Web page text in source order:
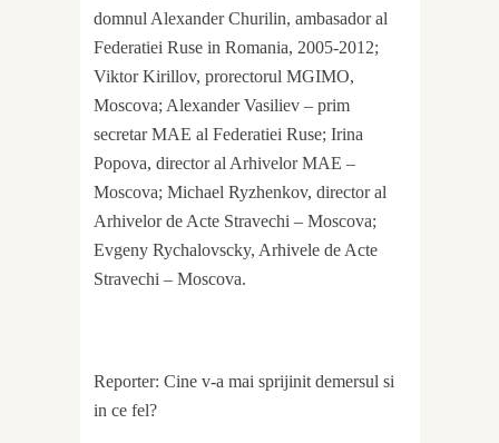
domnul Alexander Churilin, ambasador al
Federatiei Ruse in Romania, 2005-2012;
Viktor Kirillov, prorectorul MGIMO,
Moscova; Alexander Vasiliev – prim
secretar MAE al Federatiei Ruse; Irina
Popova, director al Arhivelor MAE –
Moscova; Michael Ryzhenkov, director al
Arhivelor de Acte Stravechi – Moscova;
Evgeny Rychalovscky, Arhivele de Acte
Stravechi – Moscova.
Reporter: Cine v-a mai sprijinit demersul si
in ce fel?